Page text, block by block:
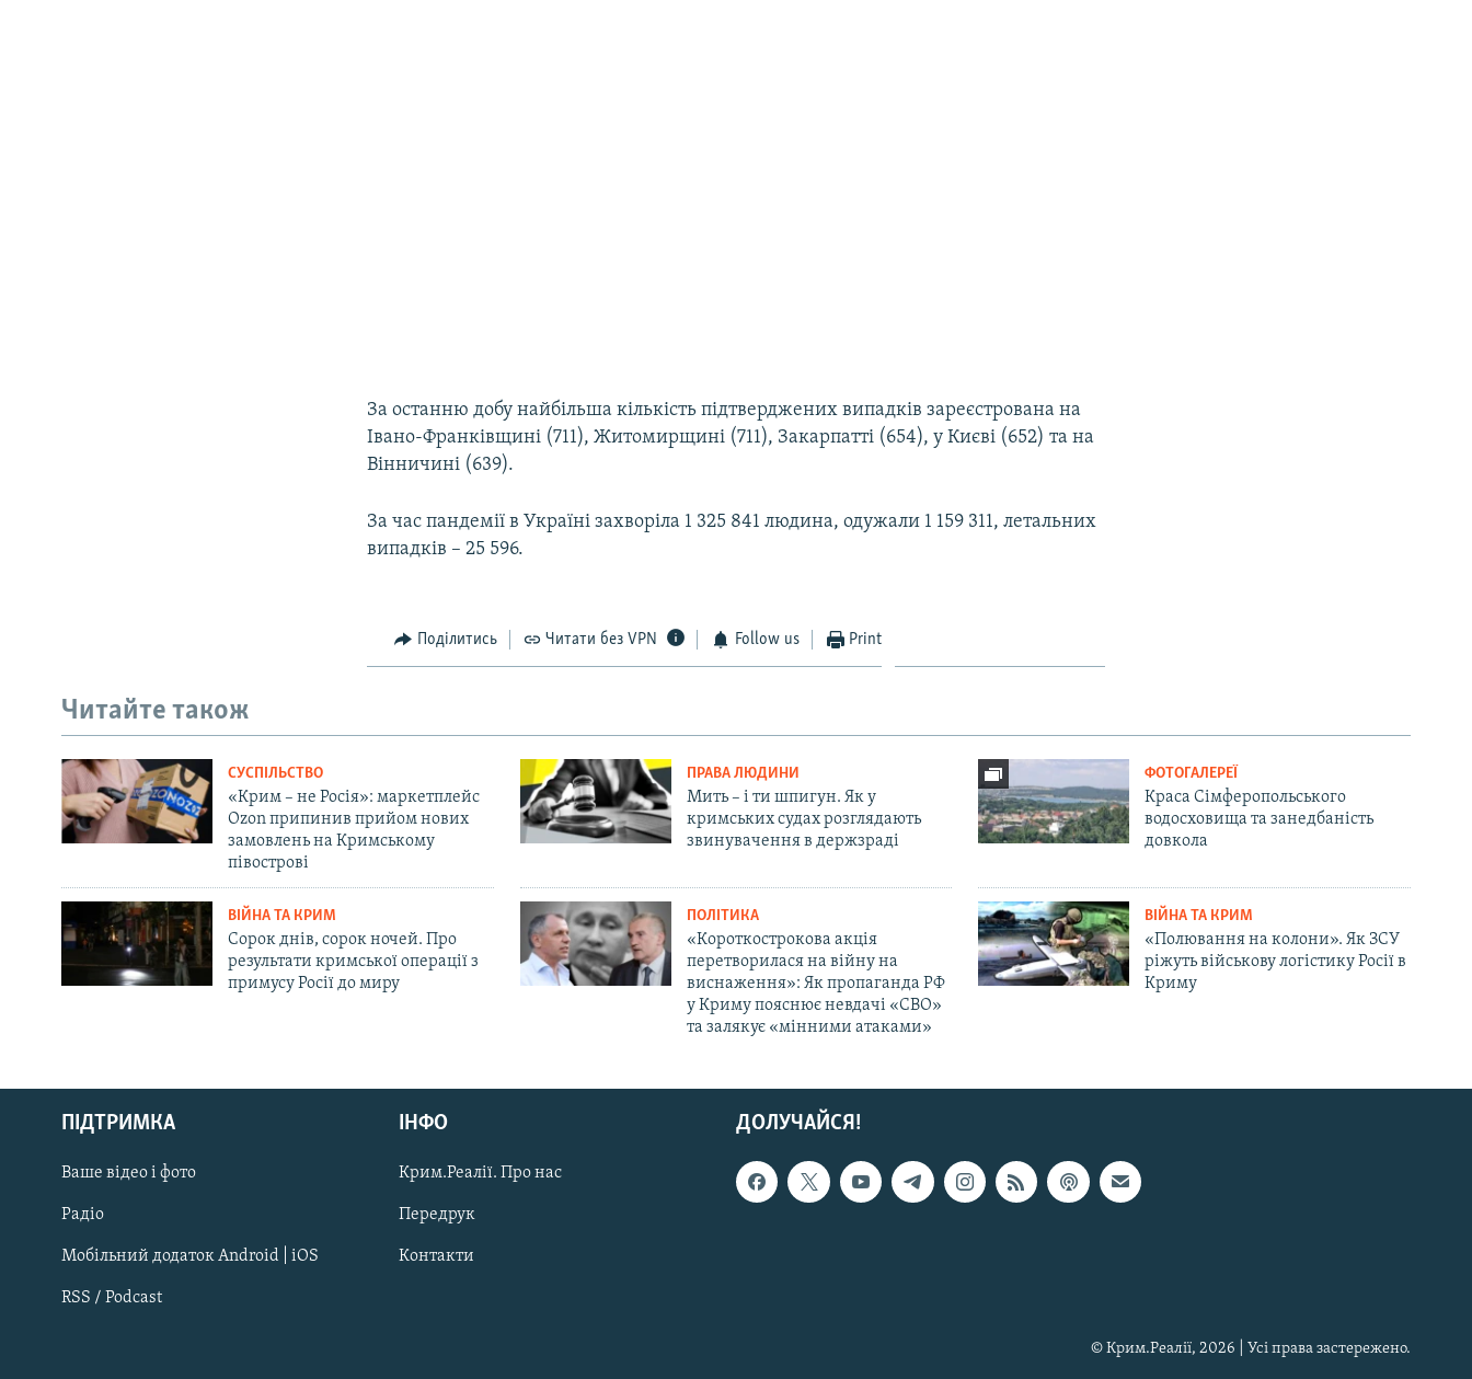
Русский
Qırımtatar
ДОЛУЧАЙСЯ!
За останню добу найбільша кількість підтверджених випадків зареєстрована на
Івано-Франківщині (711), Житомирщині (711), Закарпатті (654), у Києві (652) та на
Вінничині (639).
За час пандемії в Україні захворіла 1 325 841 людина, одужали 1 159 311, летальних
випадків – 25 596.
Поділитись Читати без VPN Follow us Print
Читайте також
СУСПІЛЬСТВО
«Крим – не Росія»: маркетплейс
Ozon припинив прийом нових
замовлень на Кримському
півострові
ПРАВА ЛЮДИНИ
Мить – і ти шпигун. Як у
кримських судах розглядають
звинувачення в держзраді
ФОТОГАЛЕРЕЇ
Краса Сімферопольського
водосховища та занедбаність
довкола
ВІЙНА ТА КРИМ
Сорок днів, сорок ночей. Про
результати кримської операції з
примусу Росії до миру
ПОЛІТИКА
«Короткострокова акція
перетворилася на війну на
виснаження»: Як пропаганда РФ
у Криму пояснює невдачі «СВО»
та залякує «мінними атаками»
ВІЙНА ТА КРИМ
«Полювання на колони». Як ЗСУ
ріжуть військову логістику Росії в
Криму
ДОЛУЧАЙСЯ!
ПІДТРИМКА
Ваше відео і фото
Радіо
Мобільний додаток Android | iOS
RSS / Podcast
ІНФО
Крим.Реалії. Про нас
Передрук
Контакти
© Крим.Реалії, 2026 | Усі права застережено.